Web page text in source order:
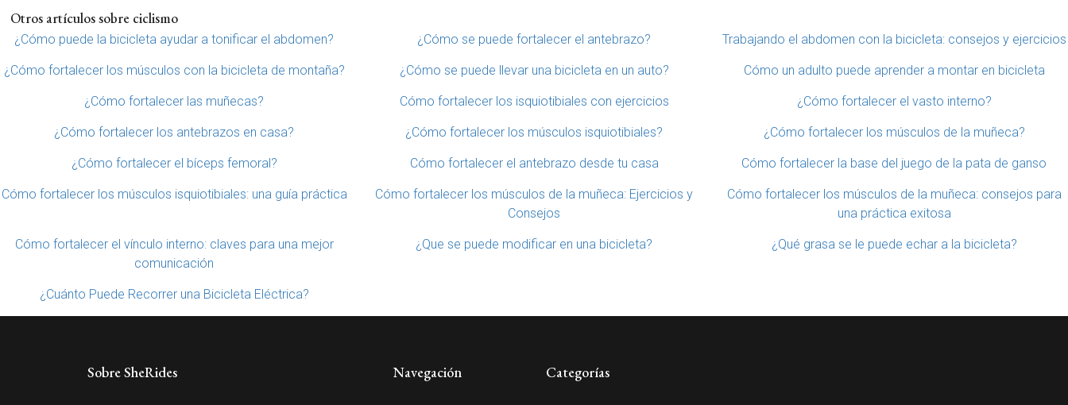
Otros artículos sobre ciclismo
¿Cómo puede la bicicleta ayudar a tonificar el abdomen? ¿Cómo se puede fortalecer el antebrazo? Trabajando el abdomen con la bicicleta: consejos y ejercicios
¿Cómo fortalecer los músculos con la bicicleta de montaña? ¿Cómo se puede llevar una bicicleta en un auto? Cómo un adulto puede aprender a montar en bicicleta
¿Cómo fortalecer las muñecas? Cómo fortalecer los isquiotibiales con ejercicios ¿Cómo fortalecer el vasto interno?
¿Cómo fortalecer los antebrazos en casa? ¿Cómo fortalecer los músculos isquiotibiales? ¿Cómo fortalecer los músculos de la muñeca?
¿Cómo fortalecer el bíceps femoral? Cómo fortalecer el antebrazo desde tu casa Cómo fortalecer la base del juego de la pata de ganso
Cómo fortalecer los músculos isquiotibiales: una guía práctica
Cómo fortalecer los músculos de la muñeca: Ejercicios y
Consejos
Cómo fortalecer los músculos de la muñeca: consejos para
una práctica exitosa
Cómo fortalecer el vínculo interno: claves para una mejor
comunicación
¿Que se puede modificar en una bicicleta? ¿Qué grasa se le puede echar a la bicicleta?
¿Cuánto Puede Recorrer una Bicicleta Eléctrica?
Sobre SheRides Navegación Categorías